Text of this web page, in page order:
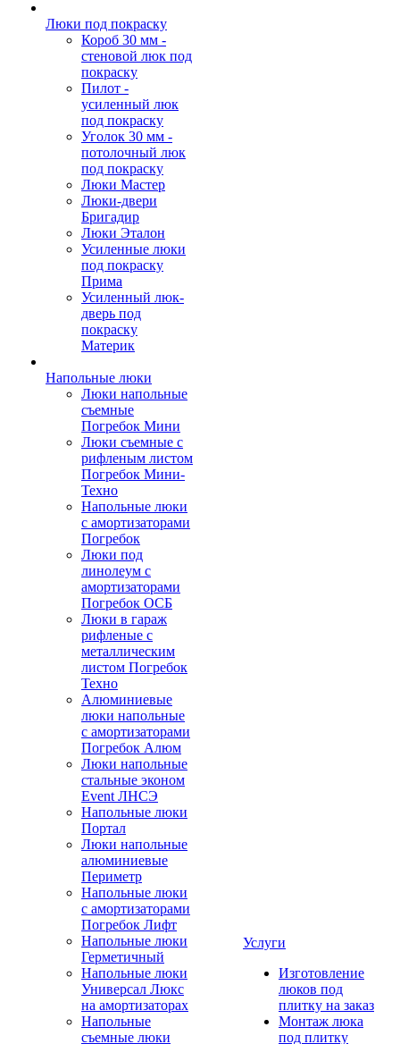
Люки под покраску
Короб 30 мм -
стеновой люк под
покраску
Пилот -
усиленный люк
под покраску
Уголок 30 мм -
потолочный люк
под покраску
Люки Мастер
Люки-двери
Бригадир
Люки Эталон
Усиленные люки
под покраску
Прима
Усиленный люк-
дверь под
покраску
Материк
Напольные люки
Люки напольные
съемные
Погребок Мини
Люки съемные с
рифленым листом
Погребок Мини-
Техно
Напольные люки
с амортизаторами
Погребок
Люки под
линолеум с
амортизаторами
Погребок ОСБ
Люки в гараж
рифленые с
металлическим
листом Погребок
Техно
Алюминиевые
люки напольные
с амортизаторами
Погребок Алюм
Люки напольные
стальные эконом
Event ЛНСЭ
Напольные люки
Портал
Люки напольные
алюминиевые
Периметр
Напольные люки
с амортизаторами
Погребок Лифт
Напольные люки
Герметичный
Напольные люки
Универсал Люкс
на амортизаторах
Напольные
съемные люки
Услуги
Изготовление
люков под
плитку на заказ
Монтаж люка
под плитку